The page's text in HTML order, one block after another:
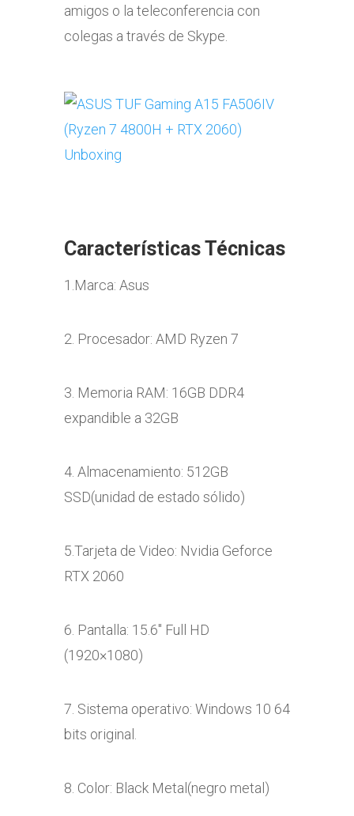
amigos o la teleconferencia con
colegas a través de Skype.
Características Técnicas
1.Marca: Asus
2. Procesador: AMD Ryzen 7
3. Memoria RAM: 16GB DDR4
expandible a 32GB
4. Almacenamiento: 512GB
SSD(unidad de estado sólido)
5.Tarjeta de Video: Nvidia Geforce
RTX 2060
6. Pantalla: 15.6″ Full HD
(1920×1080)
7. Sistema operativo: Windows 10 64
bits original.
8. Color: Black Metal(negro metal)